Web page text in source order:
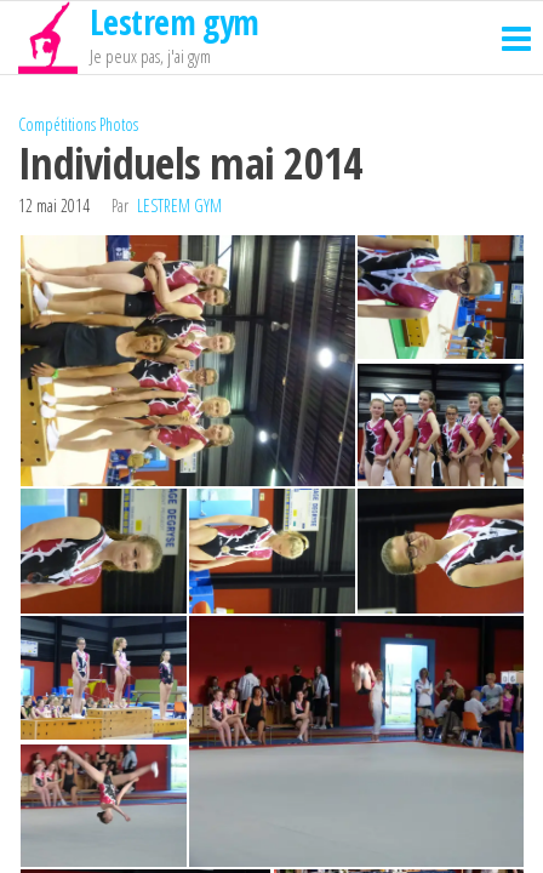
Passer
contenu
Lestrem gym
Je peux pas, j'ai gym
Compétitions Photos
Individuels mai 2014
12 mai 2014 Par LESTREM GYM